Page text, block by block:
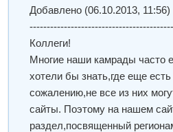
Добавлено (06.10.2013, 11:56)
Коллеги!
Многие наши камрады часто
хотели бы знать,где еще
сожалению,не все из них
сайты. Поэтому на нашем
раздел,посвященный